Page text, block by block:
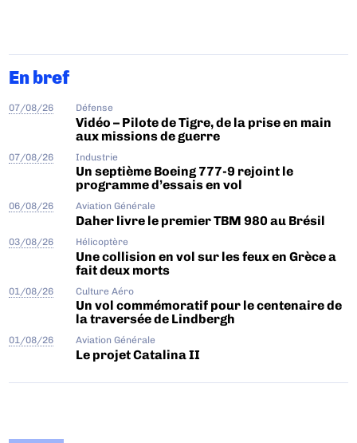
En bref
07/08/26 Défense
Vidéo – Pilote de Tigre, de la prise en main
aux missions de guerre
07/08/26 Industrie
Un septième Boeing 777-9 rejoint le
programme d’essais en vol
06/08/26 Aviation Générale
Daher livre le premier TBM 980 au Brésil
03/08/26 Hélicoptère
Une collision en vol sur les feux en Grèce a
fait deux morts
01/08/26 Culture Aéro
Un vol commémoratif pour le centenaire de
la traversée de Lindbergh
01/08/26 Aviation Générale
Le projet Catalina II